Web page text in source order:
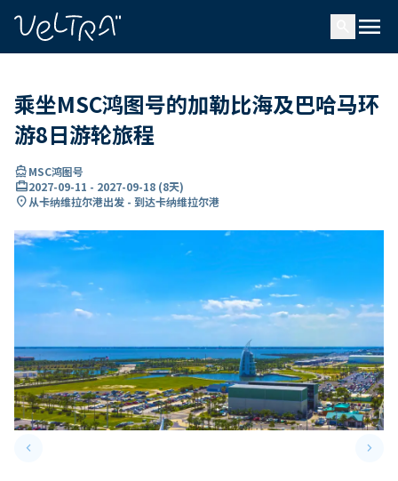
menu
乘坐MSC鸿图号的加勒比海及巴哈马环
游8日游轮旅程
directions_boatMSC鸿图号
card_travel2027-09-11 - 2027-09-18 (8天)
location_on从卡纳维拉尔港出发 - 到达卡纳维拉尔港
keyboard_arrow_leftPrevious slide keyboard_arrow_right